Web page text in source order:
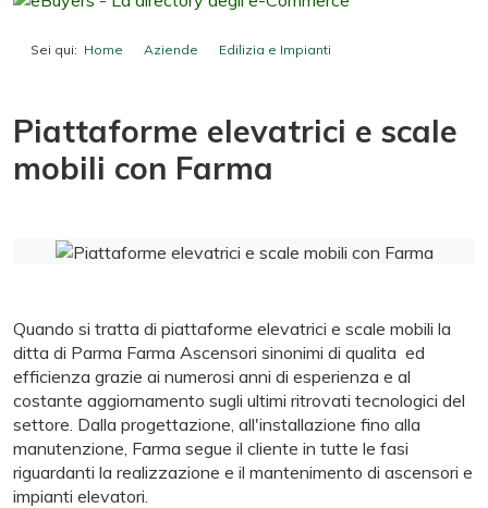
Sei qui: Home Aziende
Edilizia e Impianti
Piattaforme elevatrici e scale
mobili con Farma
Quando si tratta di piattaforme elevatrici e scale mobili la
ditta di Parma Farma Ascensori sinonimi di qualita ed
efficienza grazie ai numerosi anni di esperienza e al
costante aggiornamento sugli ultimi ritrovati tecnologici del
settore. Dalla progettazione, all'installazione fino alla
manutenzione, Farma segue il cliente in tutte le fasi
riguardanti la realizzazione e il mantenimento di ascensori e
impianti elevatori.